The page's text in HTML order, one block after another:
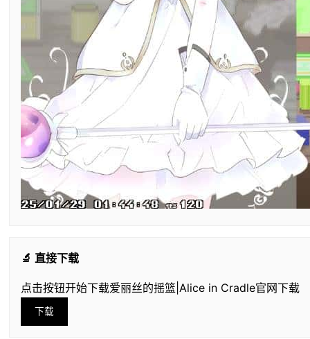
🔬 直接下载
点击按钮开始下载爱丽丝的摇篮|Alice in Cradle官网下载
下载